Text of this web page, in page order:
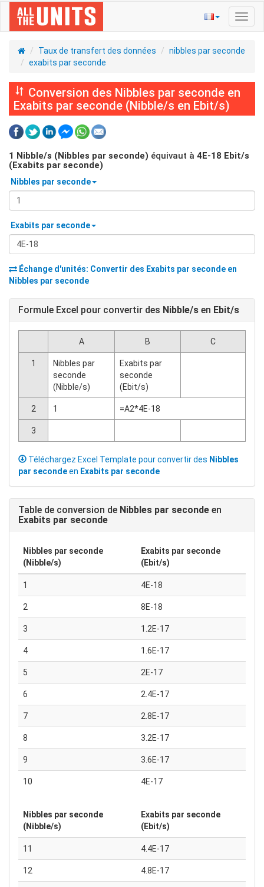
la
Taux de transfert des données
nibbles par seconde
exabits par seconde
Conversion des Nibbles par seconde en
Exabits par seconde (Nibble/s en Ebit/s)
1 Nibble/s (Nibbles par seconde) équivaut à 4E-18 Ebit/s
(Exabits par seconde)
Nibbles par seconde
Exabits par seconde
Échange d'unités: Convertir des Exabits par seconde en
Nibbles par seconde
Formule Excel pour convertir des Nibble/s en Ebit/s
A B C
1
Nibbles par
seconde
(Nibble/s)
Exabits par
seconde
(Ebit/s)
2 1 =A2*4E-18
3
Téléchargez Excel Template pour convertir des Nibbles
par secondeen Exabits par seconde
Table de conversion de Nibbles par seconde en
Exabits par seconde
Nibbles par seconde
(Nibble/s)
Exabits par seconde
(Ebit/s)
1 4E-18
2 8E-18
3 1.2E-17
4 1.6E-17
5 2E-17
6 2.4E-17
7 2.8E-17
8 3.2E-17
9 3.6E-17
10 4E-17
Nibbles par seconde
(Nibble/s)
Exabits par seconde
(Ebit/s)
11 4.4E-17
12 4.8E-17